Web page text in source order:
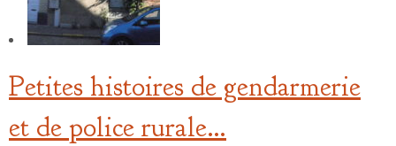
Petites histoires de gendarmerie
et de police rurale…